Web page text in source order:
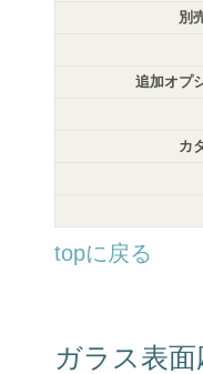
別
追加オプ
カ
topに戻る
ガラス表